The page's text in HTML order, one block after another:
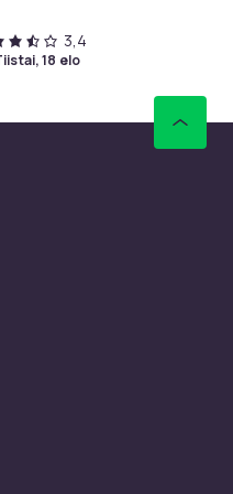
3,4
tiistai, 18 elo